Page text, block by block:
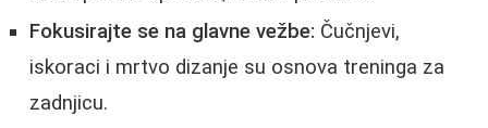
Fokusirajte se na glavne vežbe: Čučnjevi,
iskoraci i mrtvo dizanje su osnova treninga za
zadnjicu.